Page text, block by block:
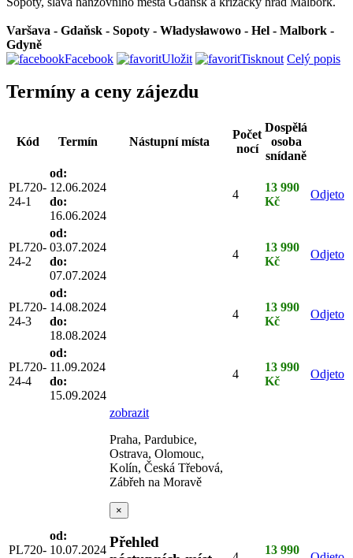
Varšava - Gdaňsk - Sopoty - Władysławowo - Hel - Malbork -
Gdyně
Facebook
Uložit Tisknout Celý popis
Termíny a ceny zájezdu
Kód Termín Nástupní místa
Počet
nocí
Dospělá
osoba
snídaně
PL720-
24-1
od:
12.06.2024
do:
16.06.2024
4
13 990
Kč
Odjeto
PL720-
24-2
od:
03.07.2024
do:
07.07.2024
4
13 990
Kč
Odjeto
PL720-
24-3
od:
14.08.2024
do:
18.08.2024
4
13 990
Kč
Odjeto
PL720-
24-4
od:
11.09.2024
do:
15.09.2024
4
13 990
Kč
Odjeto
PL720-
od:
10.07.2024
zobrazit
Praha, Pardubice,
Ostrava, Olomouc,
Kolín, Česká Třebová,
Zábřeh na Moravě
×
Přehled
13 990